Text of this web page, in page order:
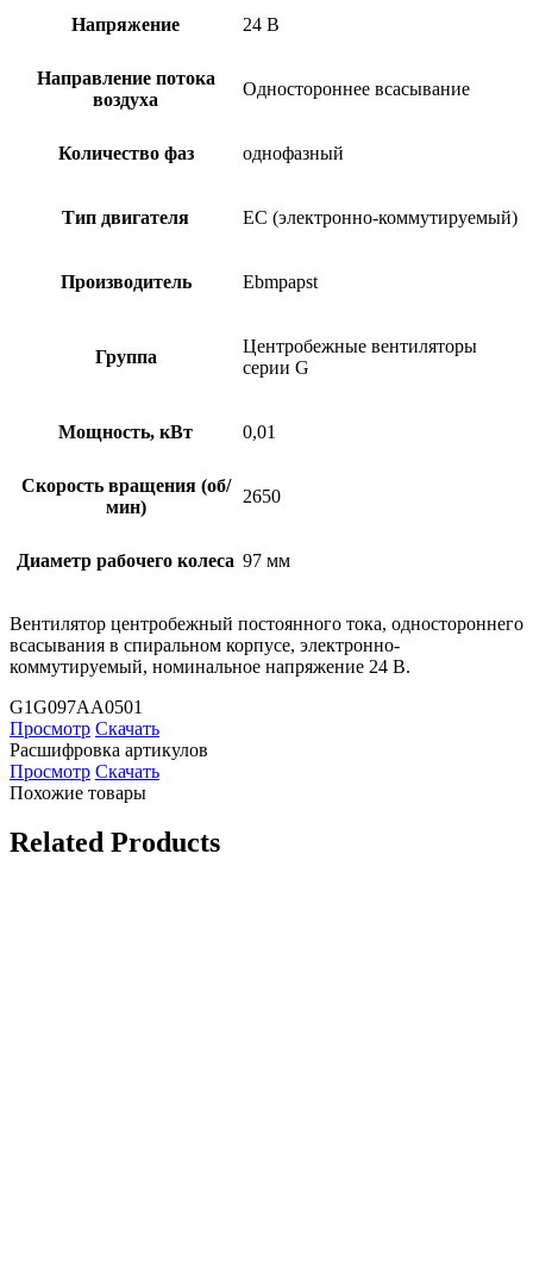
Напряжение 24 В
Направление потока
воздуха
Одностороннее всасывание
Количество фаз однофазный
Тип двигателя EC (электронно-коммутируемый)
Производитель Ebmpapst
Группа
Центробежные вентиляторы
серии G
Мощность, кВт 0,01
Скорость вращения (об/
мин)
2650
Диаметр рабочего колеса 97 мм
Вентилятор центробежный постоянного тока, одностороннего
всасывания в спиральном корпусе, электронно-
коммутируемый, номинальное напряжение 24 В.
G1G097AA0501
Просмотр Скачать
Расшифровка артикулов
Просмотр Скачать
Похожие товары
Related Products